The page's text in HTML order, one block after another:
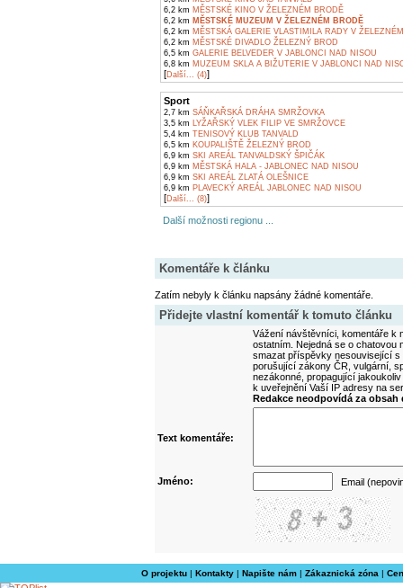
6,2 km MĚSTSKÉ KINO V ŽELEZNÉM BRODĚ
6,2 km MĚSTSKÉ MUZEUM V ŽELEZNÉM BRODĚ
6,2 km MĚSTSKÁ GALERIE VLASTIMILA RADY V
6,2 km MĚSTSKÉ DIVADLO ŽELEZNÝ BROD
6,5 km GALERIE BELVEDER V JABLONCI NAD NISOU
6,8 km MUZEUM SKLA A BIŽUTERIE V JABLONCI NAD
[Další... (4)]
Sport
2,7 km SÁŇKAŘSKÁ DRÁHA SMRŽOVKA
3,5 km LYŽAŘSKÝ VLEK FILIP VE SMRŽOVCE
5,4 km TENISOVÝ KLUB TANVALD
6,5 km KOUPALIŠTĚ ŽELEZNÝ BROD
6,9 km SKI AREÁL TANVALDSKÝ ŠPIČÁK
6,9 km MĚSTSKÁ HALA - JABLONEC NAD NISOU
6,9 km SKI AREÁL ZLATÁ OLEŠNICE
6,9 km PLAVECKÝ AREÁL JABLONEC NAD NISOU
[Další... (8)]
Další možnosti regionu ...
Komentáře k článku
Zatím nebyly k článku napsány žádné komentáře.
Přidejte vlastní komentář k tomuto článku
Vážení návštěvníci, komentáře k
ostatním. Nejedná se o
smazat příspěvky nesouvisející
porušující zákony ČR, vulgární,
nezákonné, propagující
k uveřejnění Vaší IP adresy na
Redakce neodpovídá za
Text komentáře:
Jméno: Email
O projektu| Kontakty| Napište nám| Zákaznická zóna |